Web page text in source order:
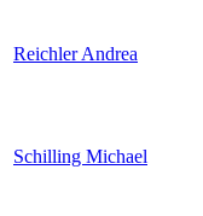
Reichler Andrea
Schilling Michael